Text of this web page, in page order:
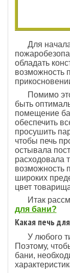
Для
обладать
возможность
Помимо
быть
помещение
обеспечить
просушить
чтобы печь
остывала
расходовала
возможность
широких
цвет
Итак
для бани?
Какая печь
У любого
Поэтому,
бани,